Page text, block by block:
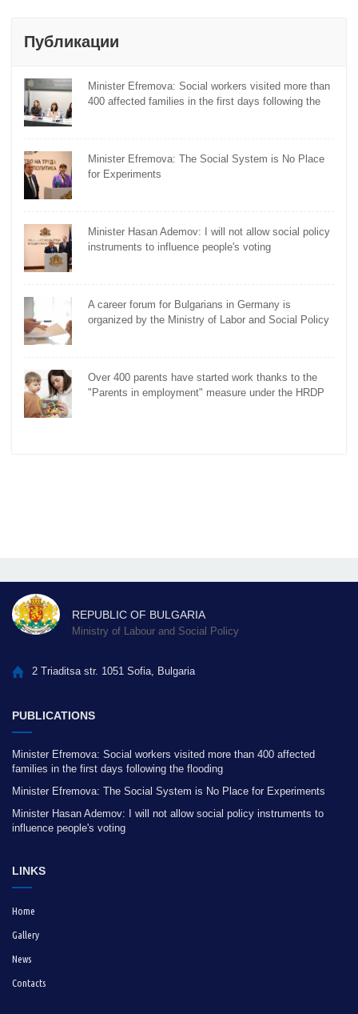
Публикации
Minister Efremova: Social workers visited more than
400 affected families in the first days following the
Minister Efremova: The Social System is No Place
for Experiments
Minister Hasan Ademov: I will not allow social policy
instruments to influence people's voting
A career forum for Bulgarians in Germany is
organized by the Ministry of Labor and Social Policy
Over 400 parents have started work thanks to the
"Parents in employment" measure under the HRDP
REPUBLIC OF BULGARIA
Ministry of Labour and Social Policy
2 Triaditsa str. 1051 Sofia, Bulgaria
PUBLICATIONS
Minister Efremova: Social workers visited more than 400 affected
families in the first days following the flooding
Minister Efremova: The Social System is No Place for Experiments
Minister Hasan Ademov: I will not allow social policy instruments to
influence people's voting
LINKS
Home
Gallery
News
Contacts